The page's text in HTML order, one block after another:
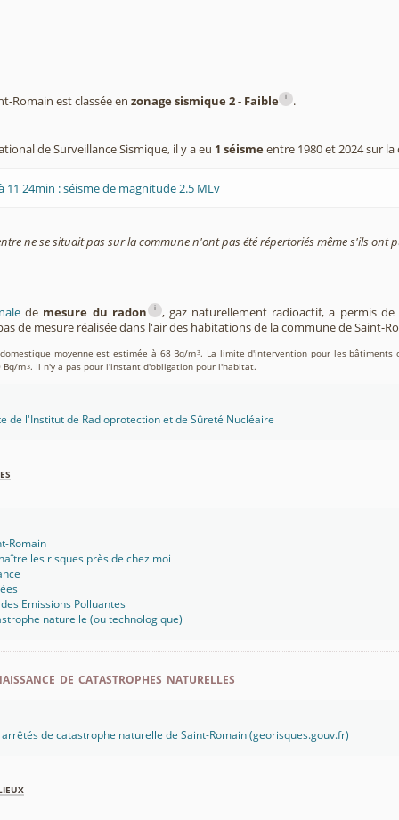
Romain est classée en zonage sismique 2 - Faible i .
de Surveillance Sismique, il y a eu 1 séismeentre 1980 et 2024 sur
11 24min : séisme de magnitude 2.5 MLv
ne se situait pas sur la commune n'ont pas été répertoriés même s'ils ont
de mesure du radon i
, gaz naturellement radioactif, a permis
de mesure réalisée dans l'air des habitations de la commune de Saint-
moyenne est estimée à 68 Bq/m3. La limite d'intervention pour les bâtiments
Bq/m3. Il n'y a pas pour l'instant d'obligation pour l'habitat.
de l'Institut de Radioprotection et de Sûreté Nucléaire
Romain
les risques près de chez moi
Emissions Polluantes
naturelle (ou technologique)
de catastrophes naturelles
de catastrophe naturelle de Saint-Romain (georisques.gouv.fr)